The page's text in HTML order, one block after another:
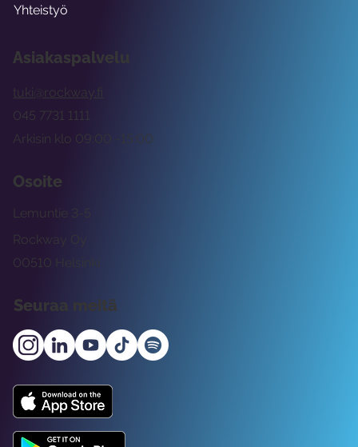
Asiakaspalvelu
tuki@rockway.fi
Arkisin klo 09:00 -15:00
045 7731 1111
Osoite
Rockway Oy
Lemuntie 3-5
00510 Helsinki
Seuraa meitä
Yhteistyö